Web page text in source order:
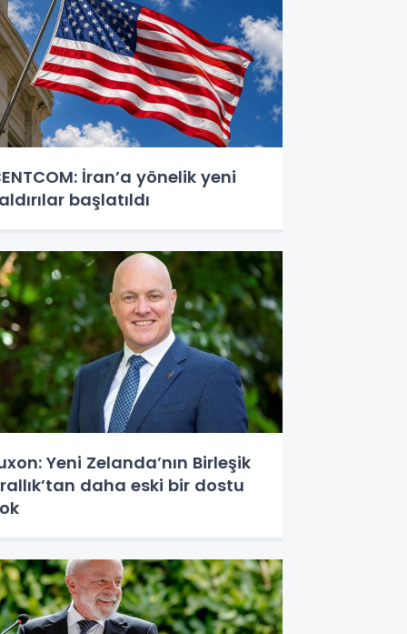
İran’a yönelik yeni
başlatıldı
Yeni Zelanda’nın Birleşik
daha eski bir dostu